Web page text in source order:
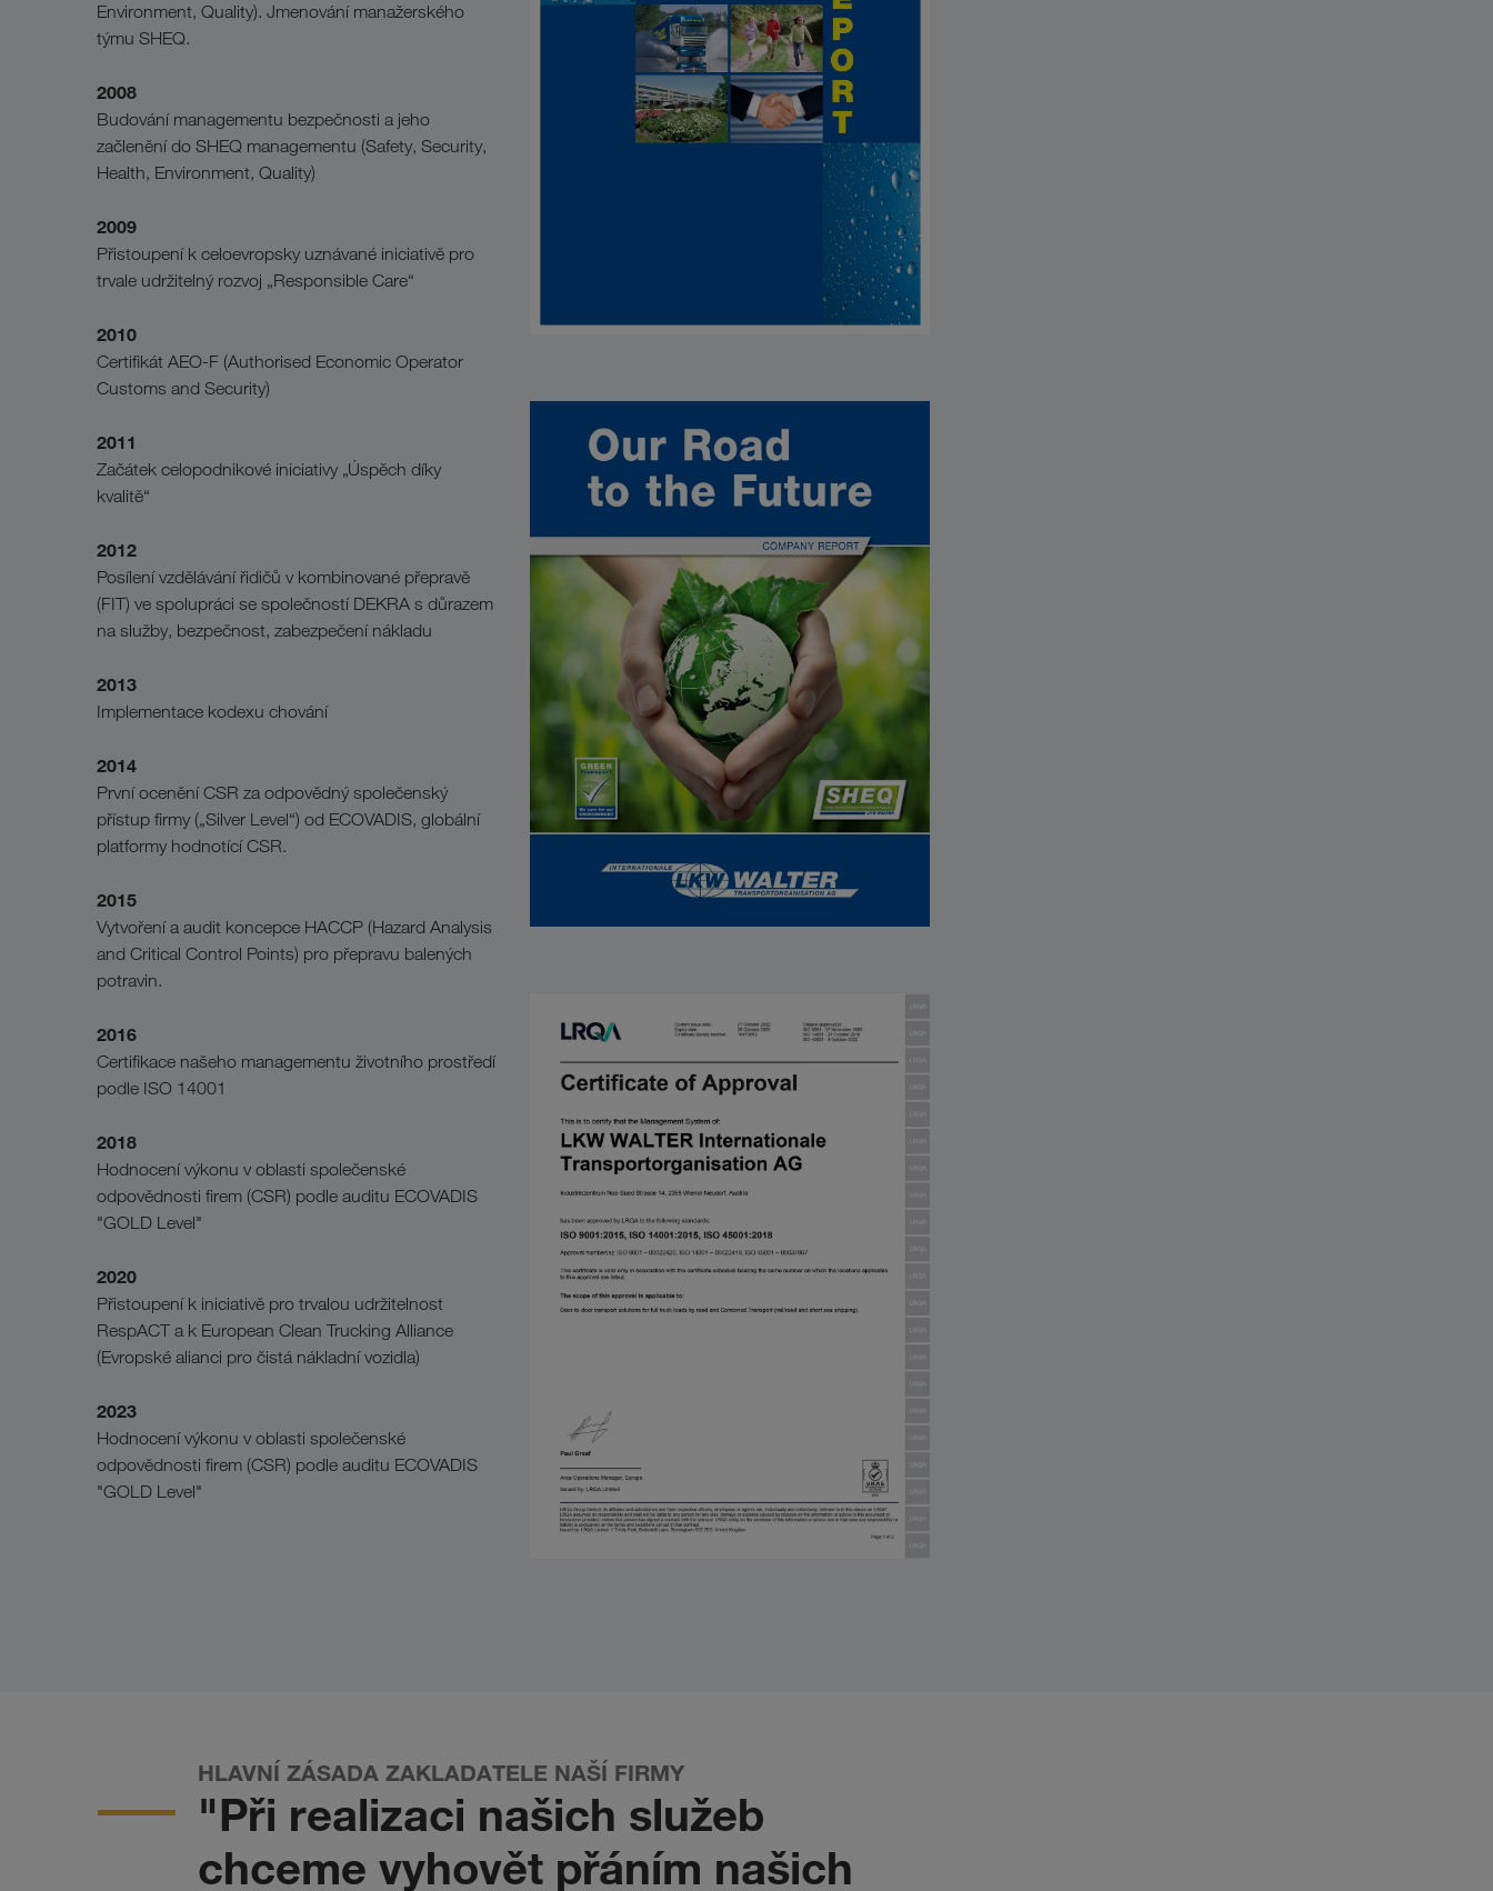
Environment, Quality). Jmenování manažerského
týmu SHEQ.
2008
Budování managementu bezpečnosti a jeho
začlenění do SHEQ managementu (Safety, Security,
Health, Environment, Quality)
2009
Přistoupení k celoevropsky uznávané iniciativě pro
trvale udržitelný rozvoj „Responsible Care“
2010
Certifikát AEO-F (Authorised Economic Operator
Customs and Security)
2011
Začátek celopodnikové iniciativy „Úspěch díky
kvalitě“
2012
Posílení vzdělávání řidičů v kombinované přepravě
(FIT) ve spolupráci se společností DEKRA s důrazem
na služby, bezpečnost, zabezpečení nákladu
2013
Implementace kodexu chování
2014
První ocenění CSR za odpovědný společenský
přístup firmy („Silver Level“) od ECOVADIS, globální
platformy hodnotící CSR.
2015
Vytvoření a audit koncepce HACCP (Hazard Analysis
and Critical Control Points) pro přepravu balených
potravin.
2016
Certifikace našeho managementu životního prostředí
podle ISO 14001
2018
Hodnocení výkonu v oblasti společenské
odpovědnosti firem (CSR) podle auditu ECOVADIS
"GOLD Level"
2020
Přistoupení k iniciativě pro trvalou udržitelnost
RespACT a k European Clean Trucking Alliance
(Evropské alianci pro čistá nákladní vozidla)
2023
Hodnocení výkonu v oblasti společenské
odpovědnosti firem (CSR) podle auditu ECOVADIS
"GOLD Level"
HLAVNÍ ZÁSADA ZAKLADATELE NAŠÍ FIRMY
"Při realizaci našich služeb
chceme vyhovět přáním našich